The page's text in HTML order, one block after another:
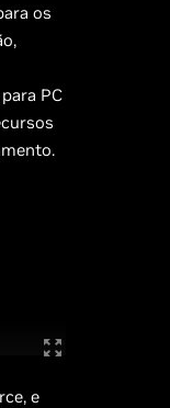
os
PC
e